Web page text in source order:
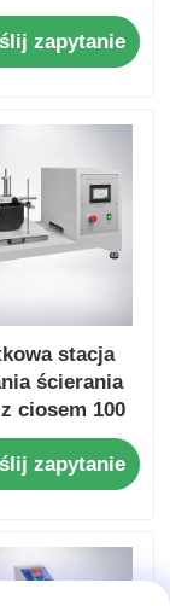
Adjustable
and Real-
zapytanie
stacja
ścierania
ciosem 100
mm i
6,5 ± 0,2
badań
zapytanie